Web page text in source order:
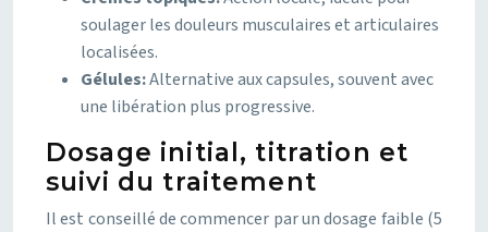
soulager les douleurs musculaires et articulaires
localisées.
Gélules:Alternative aux capsules, souvent avec
une libération plus progressive.
Dosage initial, titration et
suivi du traitement
Il est conseillé de commencer par un dosage faible (5